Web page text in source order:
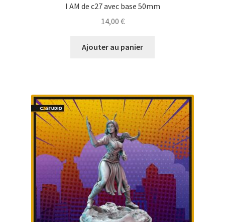
I AM de c27 avec base 50mm
14,00 €
Ajouter au panier